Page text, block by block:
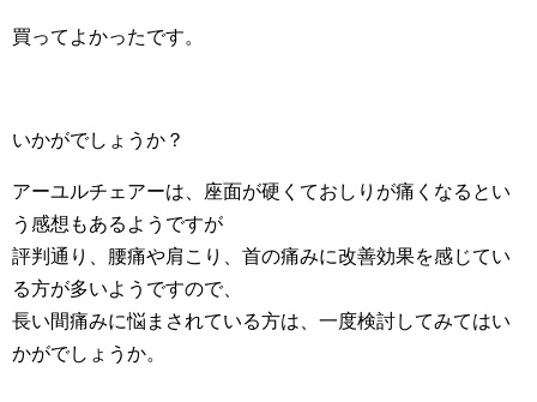
買ってよかったです。
いかがでしょうか？
アーユルチェアーは、座面が硬くておしりが痛くなるとい
う感想もあるようですが
評判通り、腰痛や肩こり、首の痛みに改善効果を感じてい
る方が多いようですので、
長い間痛みに悩まされている方は、一度検討してみてはい
かがでしょうか。